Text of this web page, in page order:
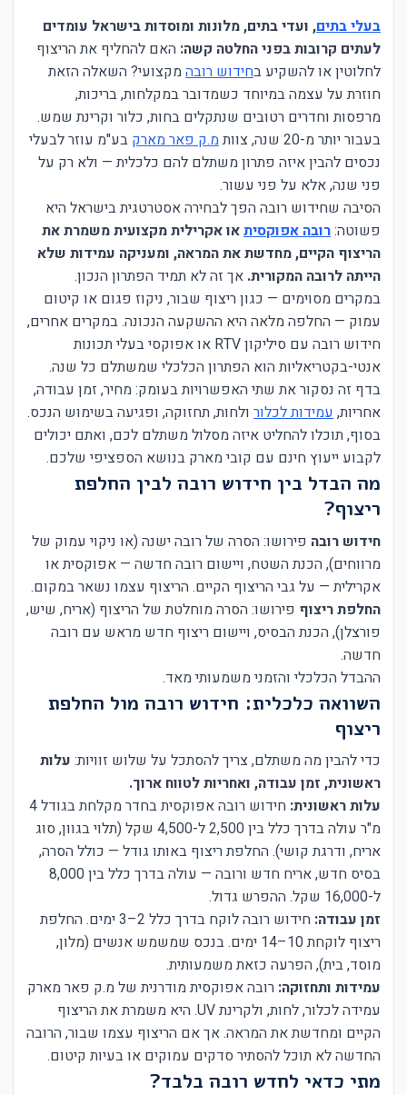
בעלי בתים, ועדי בתים, מלונות ומוסדות בישראל עומדים
לעתים קרובות בפני החלטה קשה: האם להחליף את הריצוף
לחלוטין או להשקיע בחידוש רובהמקצועי? השאלה הזאת
חוזרת על עצמה במיוחד כשמדובר במקלחות, בריכות,
מרפסות וחדרים רטובים שנתקלים בחות, כלור וקרינת שמש.
בעבור יותר מ-20 שנה, צוות
מ.ק פאר מארק בע"מ עוזר לבעלי
נכסים להבין איזה פתרון משתלם להם כלכלית — ולא רק על
פני שנה, אלא על פני עשור.
הסיבה שחידוש רובה הפך לבחירה אסטרטגית בישראל היא
פשוטה:רובה אפוקסיתאו אקרילית מקצועית משמרת את
הריצוף הקיים, מחדשת את המראה, ומעניקה עמידות שלא
הייתה לרובה המקורית. אך זה לא תמיד הפתרון הנכון.
במקרים מסוימים — כגון ריצוף שבור, ניקוז פגום או קיטום
עמוק — החלפה מלאה היא ההשקעה הנכונה. במקרים אחרים,
חידוש רובה עם סיליקון RTV או אפוקסי בעלי תכונות
אנטי-בקטריאליות הוא הפתרון הכלכלי שמשתלם כל שנה.
בדף זה נסקור את שתי האפשרויות בעומק: מחיר, זמן עבודה,
אחריות,עמידות לכלור ולחות, תחזוקה, ופגיעה בשימוש הנכס.
בסוף, תוכלו להחליט איזה מסלול משתלם לכם, ואתם יכולים
לקבוע ייעוץ חינם עם קובי מארק בנושא הספציפי שלכם.
מה הבדל בין חידוש רובה לבין החלפת
ריצוף?
חידוש רובה פירושו: הסרה של רובה ישנה (או ניקוי עמוק של
מרווחים), הכנת השטח, ויישום רובה חדשה — אפוקסית או
אקרילית — על גבי הריצוף הקיים. הריצוף עצמו נשאר במקום.
החלפת ריצוף פירושו: הסרה מוחלטת של הריצוף (אריח, שיש,
פורצלן), הכנת הבסיס, ויישום ריצוף חדש מראש עם רובה
חדשה.
ההבדל הכלכלי והזמני משמעותי מאד.
השוואה כלכלית: חידוש רובה מול החלפת
ריצוף
כדי להבין מה משתלם, צריך להסתכל על שלוש זוויות: עלות
ראשונית, זמן עבודה, ואחריות לטווח ארוך.
עלות ראשונית:
חידוש רובה אפוקסית בחדר מקלחת בגודל 4
מ"ר עולה בדרך כלל בין 2,500 ל-4,500 שקל (תלוי בגוון, סוג
אריח, ודרגת קושי). החלפת ריצוף באותו גודל — כולל הסרה,
בסיס חדש, אריח חדש ורובה — עולה בדרך כלל בין 8,000
ל-16,000 שקל. ההפרש גדול.
זמן עבודה:
חידוש רובה לוקח בדרך כלל 2–3 ימים. החלפת
ריצוף לוקחת 10–14 ימים. בנכס שמשמש אנשים (מלון,
מוסד, בית), הפרעה כזאת משמעותית.
עמידות ותחזוקה: רובה אפוקסית מודרנית של מ.ק פאר מארק
עמידה לכלור, לחות, ולקרינת UV. היא משמרת את הריצוף
הקיים ומחדשת את המראה. אך אם הריצוף עצמו שבור, הרובה
החדשה לא תוכל להסתיר סדקים עמוקים או בעיות קיטום.
מתי כדאי לחדש רובה בלבד?